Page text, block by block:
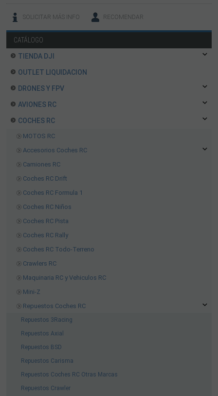
SOLICITAR MÁS INFO RECOMENDAR
CATÁLOGO
TIENDA DJI
OUTLET LIQUIDACION
DRONES Y FPV
AVIONES RC
COCHES RC
MOTOS RC
Accesorios Coches RC
Camiones RC
Coches RC Drift
Coches RC Formula 1
Coches RC Niños
Coches RC Pista
Coches RC Rally
Coches RC Todo-Terreno
Crawlers RC
Maquinaria RC y Vehiculos RC
Mini-Z
Repuestos Coches RC
Repuestos 3Racing
Repuestos Axial
Repuestos BSD
Repuestos Carisma
Repuestos Coches RC Otras Marcas
Repuestos Crawler